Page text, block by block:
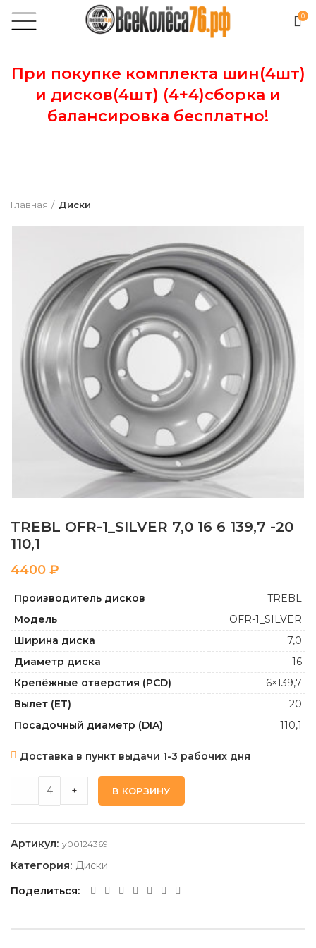
0
При покупке комплекта шин(4шт)
и дисков(4шт) (4+4)сборка и
балансировка бесплатно!
Главная Диски
TREBL OFR-1_SILVER 7,0 16 6 139,7 -20
110,1
₽
Производитель дисков
TREBL
Модель
OFR-1_SILVER
Ширина диска
7,0
Диаметр диска
16
Крепёжные отверстия (PCD)
6×139,7
Вылет (ET)
20
Посадочный диаметр (DIA)
110,1
Доставка в пункт выдачи 1-3 рабочих дня
- + В КОРЗИНУ
Артикул: y00124369
Категория: Диски
Поделиться